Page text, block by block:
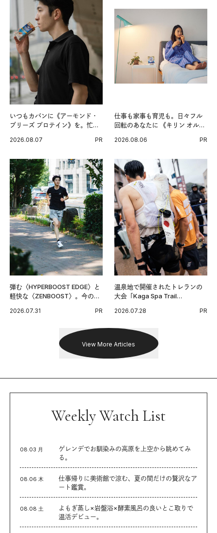
いつもカバンに《アーモンド・
ブリーズ プロテイン》を。忙し
グ習慣。
2026.08.07 PR
仕事も家事も育児も。日々フル
回転のあなたに 《キリン オルニ
2026.08.06 PR
弾む〈HYPERBOOST EDGE〉と
軽快な〈ZENBOOST〉。今の時
出した新機軸。
2026.07.31 PR
温泉地で開催されたトレランの
大会「Kaga Spa Trail
戦を夢見るランナーたちの奮闘
2026.07.28 PR
View More Articles
Weekly Watch List
08.03 月
ゲレンデでお馴染みの高原を上空から眺めてみ
る。
08.06 木
仕事帰りに美術館で涼む、夏の間だけの贅沢なア
ート鑑賞。
08.08 土
よもぎ蒸し×岩盤浴×酵素風呂の良いとこ取りで
温活デビュー。